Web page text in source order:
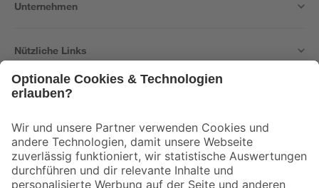
Unternehmen
Nützliche Links
Der toom Newsletter: Keine Angebote und Aktionen mehr verpassen!
Zur Newsletter Anmeldung